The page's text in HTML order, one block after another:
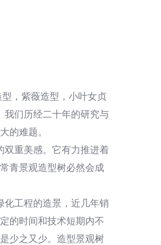
，紫薇造型，小叶女贞
我们历经二十年的研究与
的难题。
双重美感。它有力推进着
青景观造型树必然会成
工程的造景，近几年销
的时间和技术短期内不
少之又少。造型景观树